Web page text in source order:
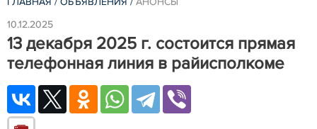
10.12.2025
13 декабря 2025 г. состоится прямая
телефонная линия в райисполкоме